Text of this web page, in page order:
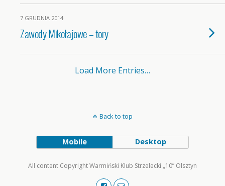
7 GRUDNIA 2014
Zawody Mikołajowe – tory
Load More Entries…
Back to top
Mobile Desktop
All content Copyright Warmiński Klub Strzelecki „10” Olsztyn